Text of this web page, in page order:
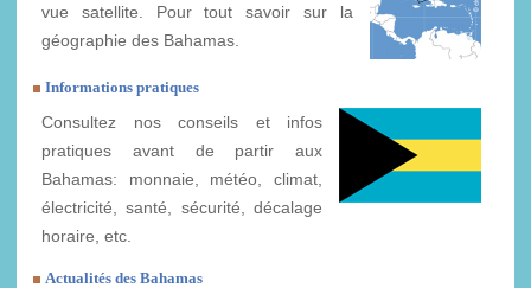
vue satellite. Pour tout savoir sur la
géographie des Bahamas.
Informations pratiques
Consultez nos conseils et infos
pratiques avant de partir aux
Bahamas: monnaie, météo, climat,
électricité, santé, sécurité, décalage
horaire, etc.
Actualités des Bahamas